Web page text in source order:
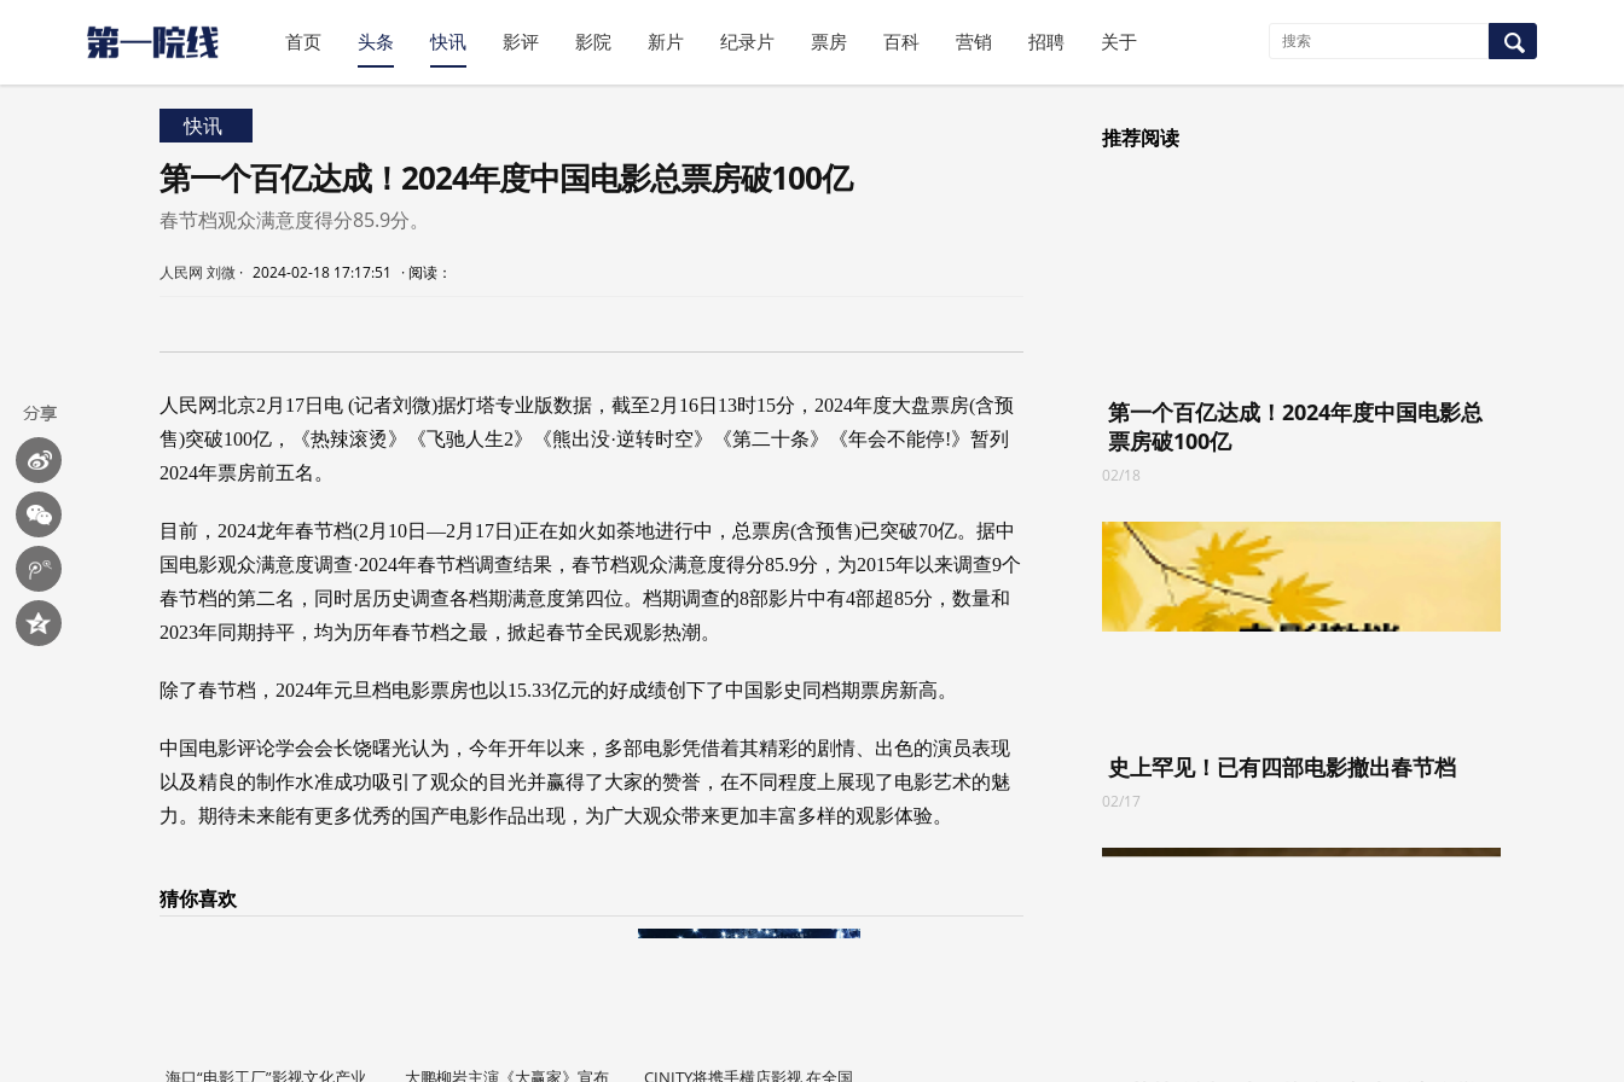
首页 头条 快讯 影评 影院 新片 纪录片 票房 百科 营销 招聘 关于
快讯
第一个百亿达成！2024年度中国电影总票房破100亿
春节档观众满意度得分85.9分。
人民网 刘微 · 2024-02-18 17:17:51 ·阅读：
人民网北京2月17日电 (记者刘微)据灯塔专业版数据，截至2月16日13时15分，2024年度大盘票房(含预
售)突破100亿，《热辣滚烫》《飞驰人生2》《熊出没·逆转时空》《第二十条》《年会不能停!》暂列
2024年票房前五名。
目前，2024龙年春节档(2月10日—2月17日)正在如火如荼地进行中，总票房(含预售)已突破70亿。据中
国电影观众满意度调查·2024年春节档调查结果，春节档观众满意度得分85.9分，为2015年以来调查9个
春节档的第二名，同时居历史调查各档期满意度第四位。档期调查的8部影片中有4部超85分，数量和
2023年同期持平，均为历年春节档之最，掀起春节全民观影热潮。
除了春节档，2024年元旦档电影票房也以15.33亿元的好成绩创下了中国影史同档期票房新高。
中国电影评论学会会长饶曙光认为，今年开年以来，多部电影凭借着其精彩的剧情、出色的演员表现
以及精良的制作水准成功吸引了观众的目光并赢得了大家的赞誉，在不同程度上展现了电影艺术的魅
力。期待未来能有更多优秀的国产电影作品出现，为广大观众带来更加丰富多样的观影体验。
猜你喜欢
海口“电影工厂”影视文化产业
大鹏柳岩主演《大赢家》宣布
CINITY将携手横店影视 在全国
推荐阅读
第一个百亿达成！2024年度中国电影总
票房破100亿
02/18
史上罕见！已有四部电影撤出春节档
02/17